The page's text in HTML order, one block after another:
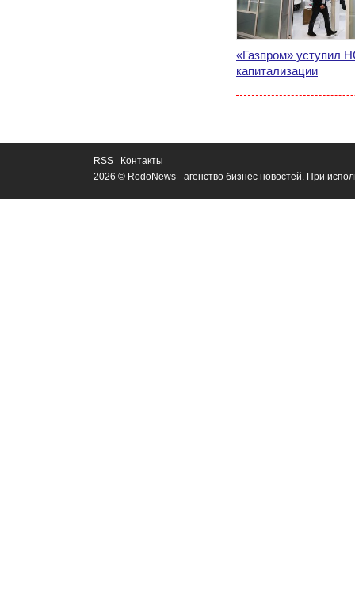
«Газпром» уступил
капитализации
RSS
Контакты
2026 © RodoNews - агенство бизнес новостей. При